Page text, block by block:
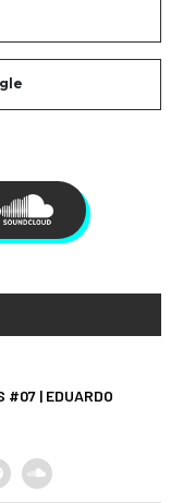
#07 | EDUARDO